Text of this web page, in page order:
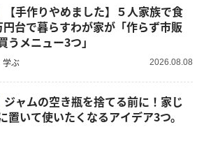
円台で暮らすわが家が「作らず市販
うメニュー3つ」
学ぶ 2026.08.08
置いて使いたくなるアイデア3つ。